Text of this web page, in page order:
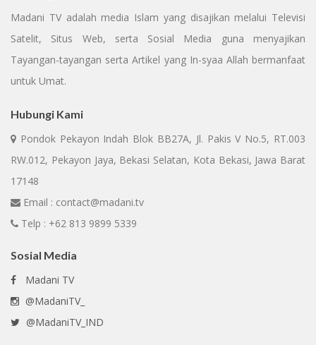
Madani TV adalah media Islam yang disajikan melalui Televisi
Satelit, Situs Web, serta Sosial Media guna menyajikan
Tayangan-tayangan serta Artikel yang In-syaa Allah bermanfaat
untuk Umat.
Hubungi Kami
Pondok Pekayon Indah Blok BB27A, Jl. Pakis V No.5, RT.003
RW.012, Pekayon Jaya, Bekasi Selatan, Kota Bekasi, Jawa Barat
17148
Email : contact@madani.tv
Telp : +62 813 9899 5339
Sosial Media
Madani TV
@MadaniTV_
@MadaniTV_IND